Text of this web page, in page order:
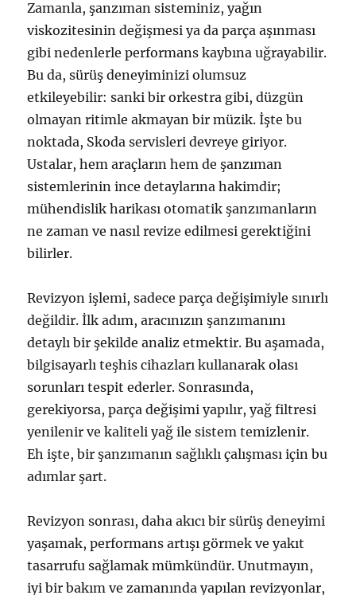
Zamanla, şanzıman sisteminiz, yağın
viskozitesinin değişmesi ya da parça aşınması
gibi nedenlerle performans kaybına uğrayabilir.
Bu da, sürüş deneyiminizi olumsuz
etkileyebilir: sanki bir orkestra gibi, düzgün
olmayan ritimle akmayan bir müzik. İşte bu
noktada, Skoda servisleri devreye giriyor.
Ustalar, hem araçların hem de şanzıman
sistemlerinin ince detaylarına hakimdir;
mühendislik harikası otomatik şanzımanların
ne zaman ve nasıl revize edilmesi gerektiğini
bilirler.
Revizyon işlemi, sadece parça değişimiyle sınırlı
değildir. İlk adım, aracınızın şanzımanını
detaylı bir şekilde analiz etmektir. Bu aşamada,
bilgisayarlı teşhis cihazları kullanarak olası
sorunları tespit ederler. Sonrasında,
gerekiyorsa, parça değişimi yapılır, yağ filtresi
yenilenir ve kaliteli yağ ile sistem temizlenir.
Eh işte, bir şanzımanın sağlıklı çalışması için bu
adımlar şart.
Revizyon sonrası, daha akıcı bir sürüş deneyimi
yaşamak, performans artışı görmek ve yakıt
tasarrufu sağlamak mümkündür. Unutmayın,
iyi bir bakım ve zamanında yapılan revizyonlar,